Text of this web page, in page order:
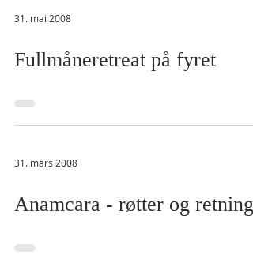
31. mai 2008
Fullmåneretreat på fyret
31. mars 2008
Anamcara - røtter og retning